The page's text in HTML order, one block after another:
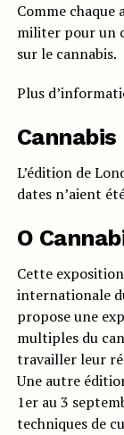
Comme chaque
militer pour un
sur le cannabis.
Plus
Cannabis
L’édition de
dates n’aient
O
Cette
internationale
propose une
multiples du
travailler leur
Une autre
1er au 3
techniques de